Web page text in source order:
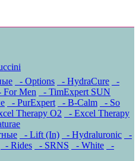
- Options - HydraCure
-
For Men
- TimExpert SUN
- PurExpert - B-Calm
- So
Therapy O2
- Excel Therapy
- Lift (In) - Hydraluronic
-
- Rides - SRNS - White
-